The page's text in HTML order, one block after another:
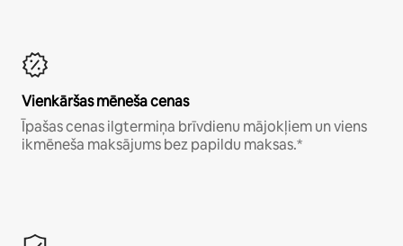
Vienkāršas mēneša cenas
Īpašas cenas ilgtermiņa brīvdienu mājokļiem un viens
ikmēneša maksājums bez papildu maksas.*